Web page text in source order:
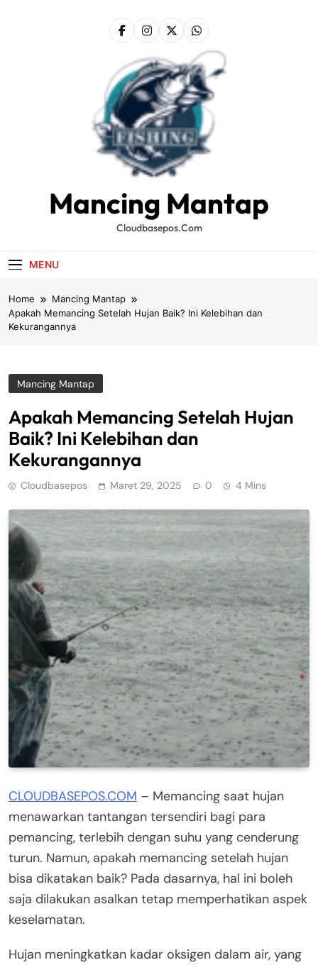
Mancing Mantap
Cloudbasepos.com
MENU
Home
Mancing Mantap
Apakah Memancing Setelah Hujan Baik? Ini Kelebihan dan
Kekurangannya
Mancing Mantap
Apakah Memancing Setelah Hujan
Baik? Ini Kelebihan dan
Kekurangannya
Cloudbasepos Maret 29, 2025 0 4 Mins
CLOUDBASEPOS.COM – Memancing saat hujan
menawarkan tantangan tersendiri bagi para
pemancing, terlebih dengan suhu yang cenderung
turun. Namun, apakah memancing setelah hujan
bisa dikatakan baik? Pada dasarnya, hal ini boleh
saja dilakukan asalkan tetap memperhatikan aspek
keselamatan.
Hujan meningkatkan kadar oksigen dalam air, yang